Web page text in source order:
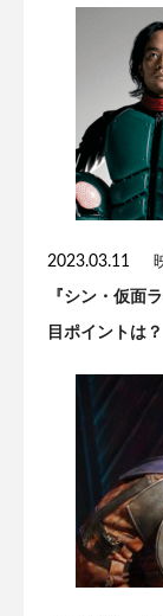
2023.03.11
『シン・仮面
目ポイントは？